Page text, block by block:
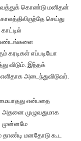
வைத்துக் கொண்டு மனிதன்
செய்து
பண்டங்களை
கரடிகள் எப்படியோ
விடும். இந்தக்
அடைந்துவிடுவர்.
என்பதை
அதனை முழுவதுமாக
முன்னமே
மனதோடு கூட